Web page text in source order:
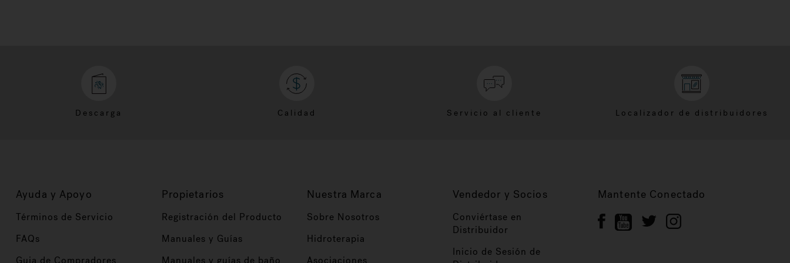
Descarga Calidad Servicio al cliente Localizador de distribuidores
Ayuda y Apoyo
Términos de Servicio
FAQs
Guia de Compradores
Propietarios
Registración del Producto
Manuales y Guías
Manuales y guías de baño
Nuestra Marca
Sobre Nosotros
Hidroterapia
Asociaciones
Vendedor y Socios
Conviértase en
Distribuidor
Inicio de Sesión de
Mantente Conectado